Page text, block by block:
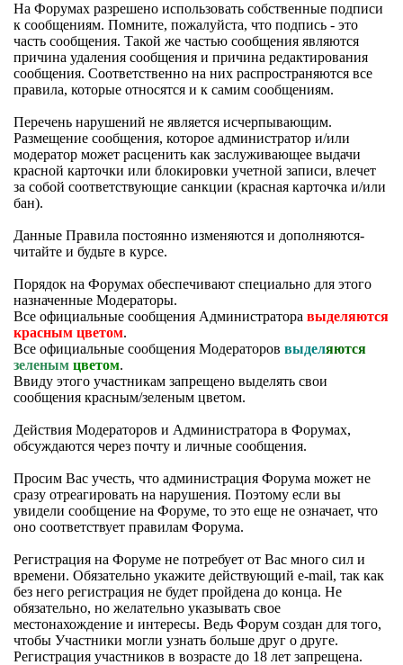
На Форумах разрешено использовать собственные подписи
к сообщениям. Помните, пожалуйста, что подпись - это
часть сообщения. Такой же частью сообщения являются
причина удаления сообщения и причина редактирования
сообщения. Соответственно на них распространяются все
правила, которые относятся и к самим сообщениям.
Перечень нарушений не является исчерпывающим.
Размещение сообщения, которое администратор и/или
модератор может расценить как заслуживающее выдачи
красной карточки или блокировки учетной записи, влечет
за собой соответствующие санкции (красная карточка и/или
бан).
Данные Правила постоянно изменяются и дополняются-
читайте и будьте в курсе.
Порядок на Форумах обеспечивают специально для этого
назначенные Модераторы.
Все официальные сообщения Администратора выделяются
красным цветом.
Все официальные сообщения Модераторов выделяются
зеленым цветом.
Ввиду этого участникам запрещено выделять свои
сообщения красным/зеленым цветом.
Действия Модераторов и Администратора в Форумах,
обсуждаются через почту и личные сообщения.
Просим Вас учесть, что администрация Форума может не
сразу отреагировать на нарушения. Поэтому если вы
увидели сообщение на Форуме, то это еще не означает, что
оно соответствует правилам Форума.
Регистрация на Форуме не потребует от Вас много сил и
времени. Обязательно укажите действующий e-mail, так как
без него регистрация не будет пройдена до конца. Не
обязательно, но желательно указывать свое
местонахождение и интересы. Ведь Форум создан для того,
чтобы Участники могли узнать больше друг о друге.
Регистрация участников в возрасте до 18 лет запрещена.